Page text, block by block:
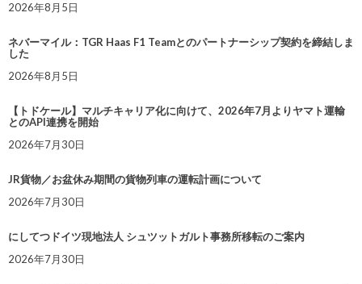
2026年8月5日
ネバーマイル：TGR Haas F1 Teamとのパートナーシップ契約を締結しま
した
2026年8月5日
【トドケール】マルチキャリア化に向けて、2026年7月よりヤマト運輸
とのAPI連携を開始
2026年7月30日
JR貨物／お盆休み期間の貨物列車の運転計画について
2026年7月30日
にしてつドイツ現地法人 シュツットガルト事務所移転のご案内
2026年7月30日